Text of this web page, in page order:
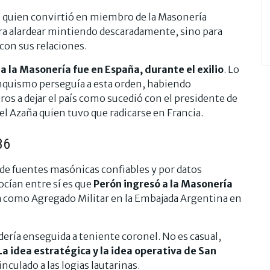
convirtió en miembro de la Masonería
alardear mintiendo descaradamente, sino para
sus relaciones.
la Masonería fue en España, durante el exilio. Lo
perseguía a esta orden, habiendo
a dejar el país como sucedió con el presidente de
Azaña quien tuvo que radicarse en Francia.
fuentes masónicas confiables y por datos
entre sí es que Perón ingresó a la Masonería
Agregado Militar en la Embajada Argentina en
enseguida a teniente coronel. No es casual,
idea estratégica y la idea operativa de San
a las logias lautarinas.